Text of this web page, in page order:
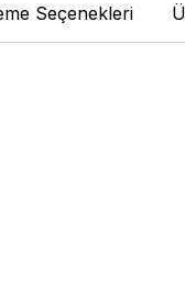
Seçenekleri